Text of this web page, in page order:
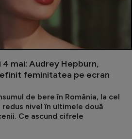
mai: Audrey Hepburn,
feminitatea pe ecran
de bere în România, la cel
redus nivel în ultimele două
Ce ascund cifrele